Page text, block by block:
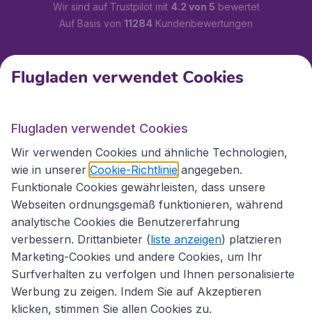
Wir sind auf Trustpilot mit 4.2 von 5 bewertet
Auf Basis von 11284 Kundenbewertungen
Kundenservice
Flugladen.at
Internationale Webseiten
Flugladen verwendet Cookies
Flugladen verwendet Cookies
Wir verwenden Cookies und ähnliche Technologien,
wie in unserer Cookie-Richtlinie angegeben.
Funktionale Cookies gewährleisten, dass unsere
Webseiten ordnungsgemäß funktionieren, während
analytische Cookies die Benutzererfahrung
verbessern. Drittanbieter (liste anzeigen) platzieren
Marketing-Cookies und andere Cookies, um Ihr
Surfverhalten zu verfolgen und Ihnen personalisierte
Werbung zu zeigen. Indem Sie auf Akzeptieren
klicken, stimmen Sie allen Cookies zu.